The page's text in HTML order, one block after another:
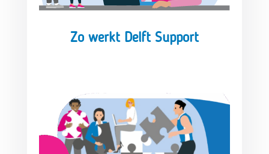
Zo werkt Delft Support